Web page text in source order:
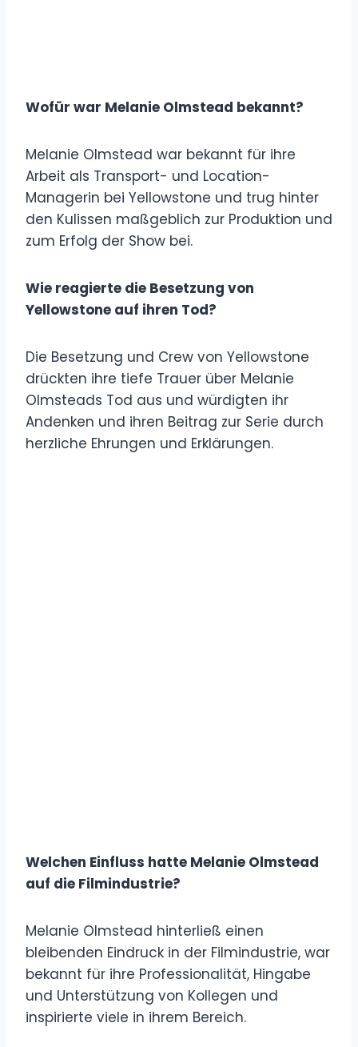
Wofür war Melanie Olmstead bekannt?
Melanie Olmstead war bekannt für ihre
Arbeit als Transport- und Location-
Managerin bei Yellowstone und trug hinter
den Kulissen maßgeblich zur Produktion und
zum Erfolg der Show bei.
Wie reagierte die Besetzung von
Yellowstone auf ihren Tod?
Die Besetzung und Crew von Yellowstone
drückten ihre tiefe Trauer über Melanie
Olmsteads Tod aus und würdigten ihr
Andenken und ihren Beitrag zur Serie durch
herzliche Ehrungen und Erklärungen.
Welchen Einfluss hatte Melanie Olmstead
auf die Filmindustrie?
Melanie Olmstead hinterließ einen
bleibenden Eindruck in der Filmindustrie, war
bekannt für ihre Professionalität, Hingabe
und Unterstützung von Kollegen und
inspirierte viele in ihrem Bereich.